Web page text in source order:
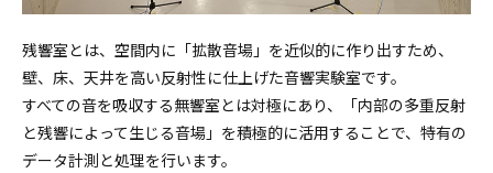
残響室とは、空間内に「拡散音場」を近似的に作り出すため、
壁、床、天井を高い反射性に仕上げた音響実験室です。
すべての音を吸収する無響室とは対極にあり、「内部の多重反射
と残響によって生じる音場」を積極的に活用することで、特有の
データ計測と処理を行います。